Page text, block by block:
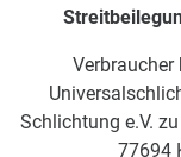
Schlichtung e.V.
77694